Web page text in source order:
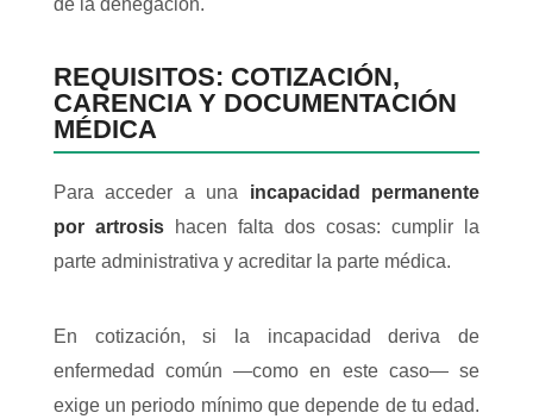
de la denegación.
REQUISITOS: COTIZACIÓN,
CARENCIA Y DOCUMENTACIÓN
MÉDICA
Para acceder a una incapacidad permanente
por artrosishacen falta dos cosas: cumplir la
parte administrativa y acreditar la parte médica.
En cotización, si la incapacidad deriva de
enfermedad común —como en este caso— se
exige un periodo mínimo que depende de tu edad.